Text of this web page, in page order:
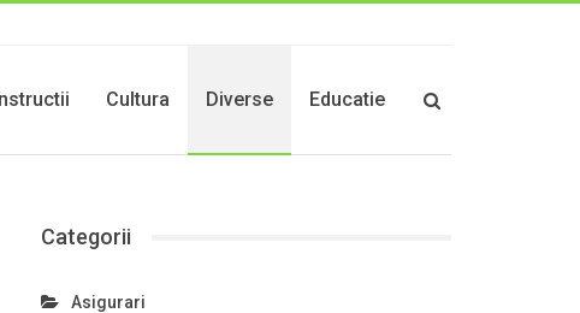
Cultura Diverse Educatie
Categorii
Asigurari